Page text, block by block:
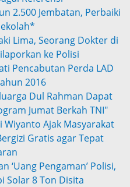
Lima, Seorang Dokter di
ke Polisi
Pencabutan Perda LAD
2016
Dul Rahman Dapat
Jumat Berkah TNI"
Ajak Masyarakat
Gratis agar Tepat
‘Uang Pengaman’ Polisi,
Solar 8 Ton Disita
Bisa Dihadiahkan, Lahir
Keberanian*